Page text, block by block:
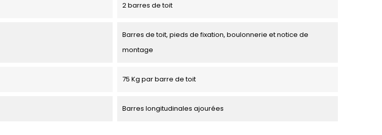
2 barres de toit
Barres de toit, pieds de fixation, boulonnerie et notice de
montage
75 Kg par barre de toit
Barres longitudinales ajourées